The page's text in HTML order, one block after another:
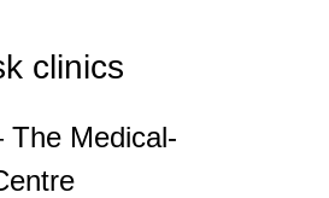
clinics
Medical-